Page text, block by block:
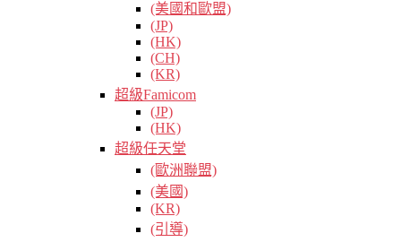
(美國和歐盟)
(JP)
(HK)
(CH)
(KR)
超級Famicom
(JP)
(HK)
超級任天堂
(歐洲聯盟)
(美國)
(KR)
(引導)